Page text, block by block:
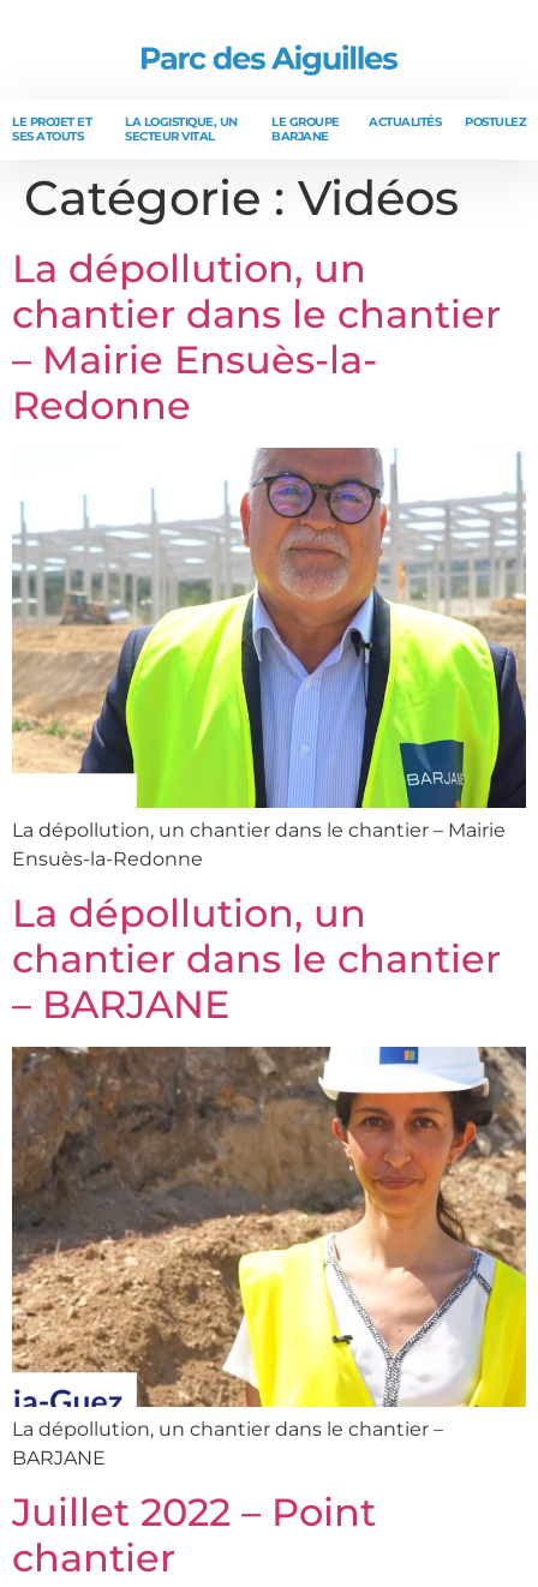
LE PROJET ET
SES ATOUTS
LA LOGISTIQUE, UN
SECTEUR VITAL
LE GROUPE
BARJANE
ACTUALITÉS POSTULEZ
Catégorie : Vidéos
La dépollution, un
chantier dans le chantier
– Mairie Ensuès-la-
Redonne
La dépollution, un chantier dans le chantier – Mairie
Ensuès-la-Redonne
La dépollution, un
chantier dans le chantier
– BARJANE
La dépollution, un chantier dans le chantier –
BARJANE
Juillet 2022 – Point
chantier